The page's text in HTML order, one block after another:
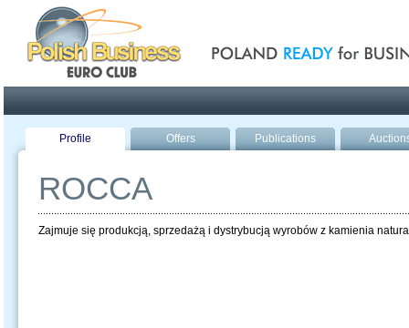
Profile Offers Publications
ROCCA
Zajmuje się produkcją, sprzedażą i dystrybucją wyrobów z kamienia